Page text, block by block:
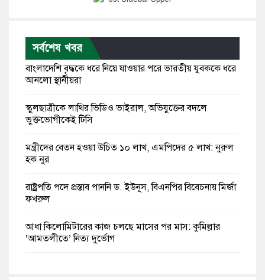
সর্বশেষ খবর
বাংলাদেশি বৃদ্ধকে ধরে নিয়ে যাওয়ার পরে ভারতীয় যুবককে ধরে
আনলো স্থানীয়রা
স্কুলছাত্রীকে লাথির ভিডিও ভাইরাল, অভিযুক্তের বদলে
ভুক্তভোগীকেই টিসি
মন্ত্রীদের বেতন হওয়া উচিত ১০ লাখ, এমপিদের ৫ লাখ: নুরুল
হক নুর
রাষ্ট্রপতি পদে প্রস্তাব পাননি ড. ইউনূস, বিএনপির বিবেচনায় মির্জা
ফখরুল
আধা কিলোমিটারের কাজ চলছে মাসের পর মাস: কুমিল্লার
‘আমতলীতে’ নিত্য দুর্ভোগ